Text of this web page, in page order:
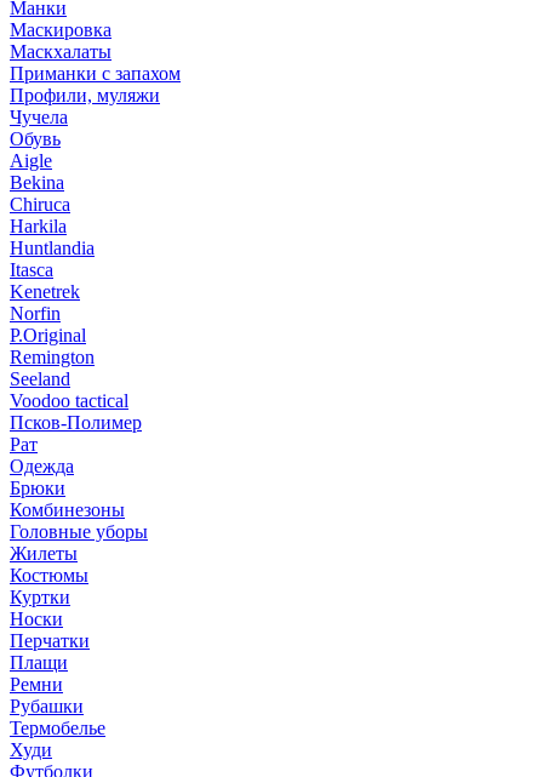
Манки
Маскировка
Маскхалаты
Приманки с запахом
Профили, муляжи
Чучела
Обувь
Aigle
Bekina
Chiruсa
Harkila
Huntlandia
Itasca
Kenetrek
Norfin
P.Original
Remington
Seeland
Voodoo tactical
Псков-Полимер
Рат
Одежда
Брюки
Комбинезоны
Головные уборы
Жилеты
Костюмы
Куртки
Носки
Перчатки
Плащи
Ремни
Рубашки
Термобелье
Худи
Футболки